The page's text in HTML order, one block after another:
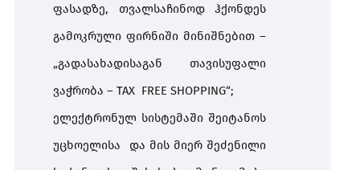
ფასადზე, თვალსაჩინოდ
ჰქონდეს
გამოკრული ფირნიში მინიშნებით –
„გადასახადისაგან
თავისუფალი
ვაჭრობა – TAX FREE SHOPPING“;
ელექტრონულ სისტემაში შეიტანოს
უცხოელისა
და მის მიერ შეძენილი